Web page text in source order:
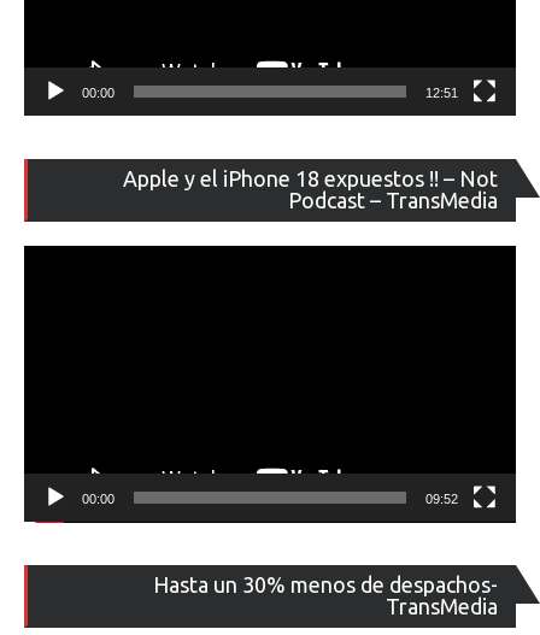
00:00 12:51
Apple y el iPhone 18 expuestos !! – Not
Podcast – TransMedia
de
00:00 09:52
Hasta un 30% menos de despachos-
TransMedia
de